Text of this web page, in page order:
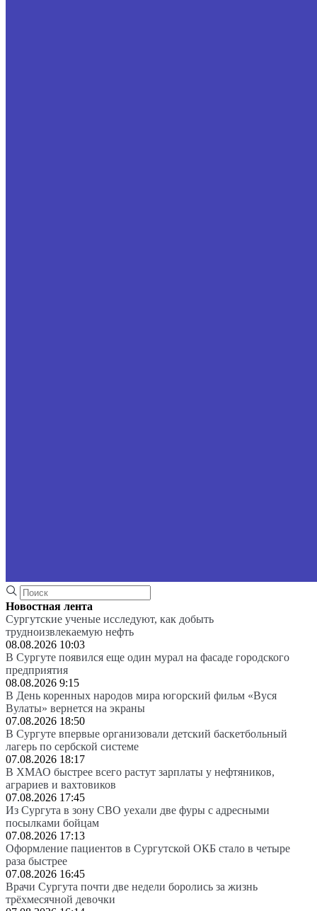
Новостная лента
Сургутские ученые исследуют, как добыть
трудноизвлекаемую нефть
08.08.2026 10:03
В Сургуте появился еще один мурал на фасаде городского
предприятия
08.08.2026 9:15
В День коренных народов мира югорский фильм «Вуся
Вулаты» вернется на экраны
07.08.2026 18:50
В Сургуте впервые организовали детский баскетбольный
лагерь по сербской системе
07.08.2026 18:17
В ХМАО быстрее всего растут зарплаты у нефтяников,
аграриев и вахтовиков
07.08.2026 17:45
Из Сургута в зону СВО уехали две фуры с адресными
посылками бойцам
07.08.2026 17:13
Оформление пациентов в Сургутской ОКБ стало в четыре
раза быстрее
07.08.2026 16:45
Врачи Сургута почти две недели боролись за жизнь
трёхмесячной девочки